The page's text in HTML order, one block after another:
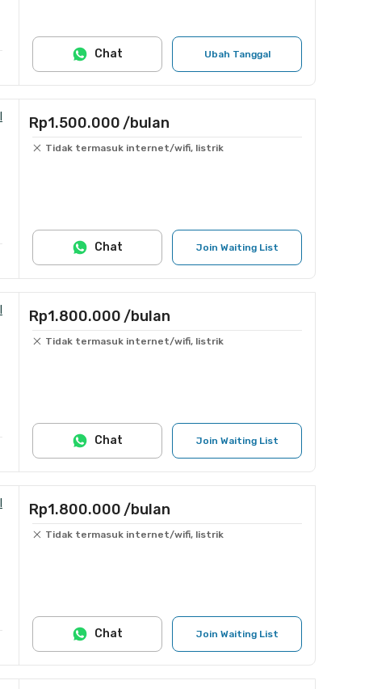
Ubah Tanggal
Chat
Rp1.500.000 /bulan
Tidak termasuk internet/wifi, listrik
Join Waiting List
Chat
Rp1.800.000 /bulan
Tidak termasuk internet/wifi, listrik
Join Waiting List
Chat
Rp1.800.000 /bulan
Tidak termasuk internet/wifi, listrik
Join Waiting List
Chat